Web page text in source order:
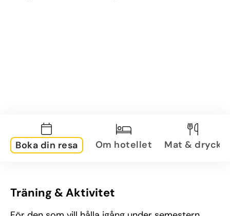
Boka din resa Om hotellet Mat & dryck
Träning & Aktivitet